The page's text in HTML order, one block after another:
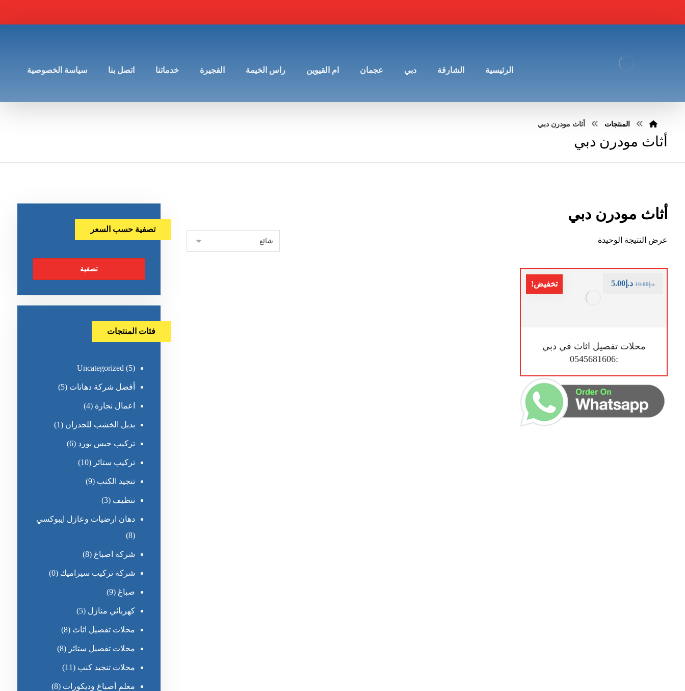
الرئيسية الشارقة دبي عجمان ام القيوين راس الخيمة الفجيرة خدماتنا اتصل بنا سياسة الخصوصية
المنتجات أثاث مودرن دبي
أثاث مودرن دبي
أثاث مودرن دبي
عرض النتيجة الوحيدة
تخفيض!
محلات تفصيل اثاث في دبي
:0545681606
د.إ10.00 د.إ 5.00
تصفية حسب السعر
تصفية
فئات المنتجات
Uncategorized (5)
أفضل شركة دهانات (5)
اعمال نجارة (4)
بديل الخشب للجدران (1)
تركيب جبس بورد (6)
تركيب ستائر (10)
تنجيد الكنب (9)
تنظيف (3)
دهان ارضيات وعازل ايبوكسي
(8)
شركة اصباغ (8)
شركة تركيب سيراميك (0)
صباغ (9)
كهربائي منازل (5)
محلات تفصيل اثاث (8)
محلات تفصيل ستائر (8)
محلات تنجيد كنب (11)
معلم أصباغ وديكورات (8)